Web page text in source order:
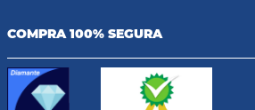
COMPRA 100% SEGURA